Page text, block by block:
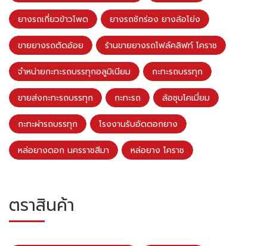
ยางรถเกี่ยวข้าวโพด ยางรถชักร่อง ยางล้อโย่ง
ขายยางรถตัดอ้อย ร้านขายยางรถโฟล์คลิฟท์ โคราช
จำหน่ายกะทะรถบรรทุกอลูมิเนียม กะทะรถบรรทุก
ขายส่งกะทะรถบรรทุก กะทะรถ ล้อชุบโคเมี่ยม
กะทะผ่ารถบรรทุก โรงงานรับอัดดอกยาง
หล่อยางดอก นครราชสีมา หล่อยาง โคราช
ตราสินค้า